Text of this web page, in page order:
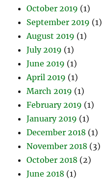
October 2019 (1)
September 2019 (1)
August 2019 (1)
July 2019 (1)
June 2019 (1)
April 2019 (1)
March 2019 (1)
February 2019 (1)
January 2019 (1)
December 2018 (1)
November 2018 (3)
October 2018 (2)
June 2018 (1)